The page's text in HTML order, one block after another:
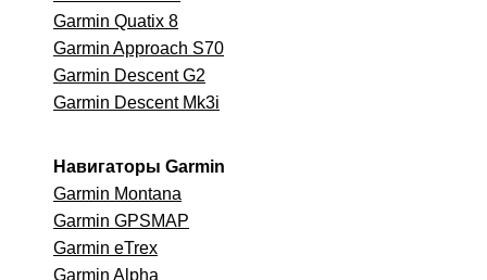
Garmin Quatix 8
Garmin Approach S70
Garmin Descent G2
Garmin Descent Mk3i
Навигаторы Garmin
Garmin Montana
Garmin GPSMAP
Garmin eTrex
Garmin Alpha